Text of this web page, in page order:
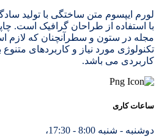
لورم ایپسوم متن ساختگی با تولید
با استفاده از طراحان گرافیک است.
مجله در ستون و سطرآنچنان که لازم
تکنولوژی مورد نیاز و کاربردهای متنوع
کاربردی می باشد.
ساعات کاری
دوشنبه - شنبه 8:00 - 17:30،